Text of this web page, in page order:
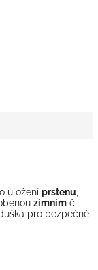
uložení prstenu,
zimním či
pro bezpečné